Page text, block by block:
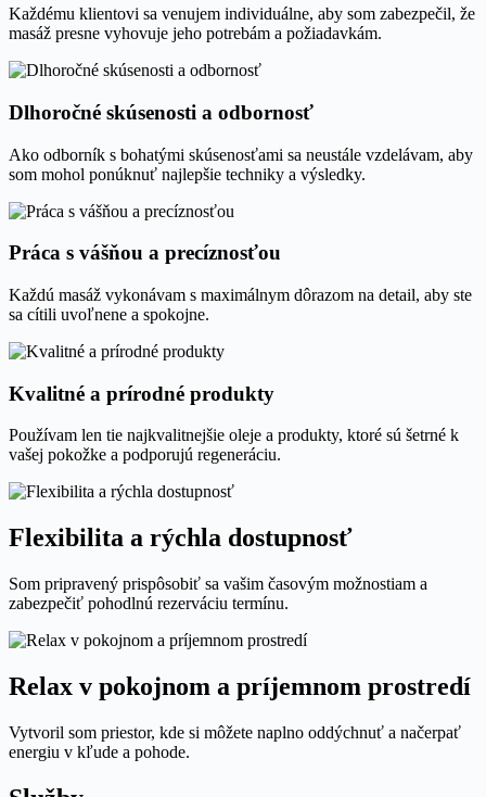
Každému klientovi sa venujem individuálne, aby som zabezpečil, že
masáž presne vyhovuje jeho potrebám a požiadavkám.
Dlhoročné skúsenosti a odbornosť
Ako odborník s bohatými skúsenosťami sa neustále vzdelávam, aby
som mohol ponúknuť najlepšie techniky a výsledky.
Práca s vášňou a precíznosťou
Každú masáž vykonávam s maximálnym dôrazom na detail, aby ste
sa cítili uvoľnene a spokojne.
Kvalitné a prírodné produkty
Používam len tie najkvalitnejšie oleje a produkty, ktoré sú šetrné k
vašej pokožke a podporujú regeneráciu.
Flexibilita a rýchla dostupnosť
Som pripravený prispôsobiť sa vašim časovým možnostiam a
zabezpečiť pohodlnú rezerváciu termínu.
Relax v pokojnom a príjemnom prostredí
Vytvoril som priestor, kde si môžete naplno oddýchnuť a načerpať
energiu v kľude a pohode.